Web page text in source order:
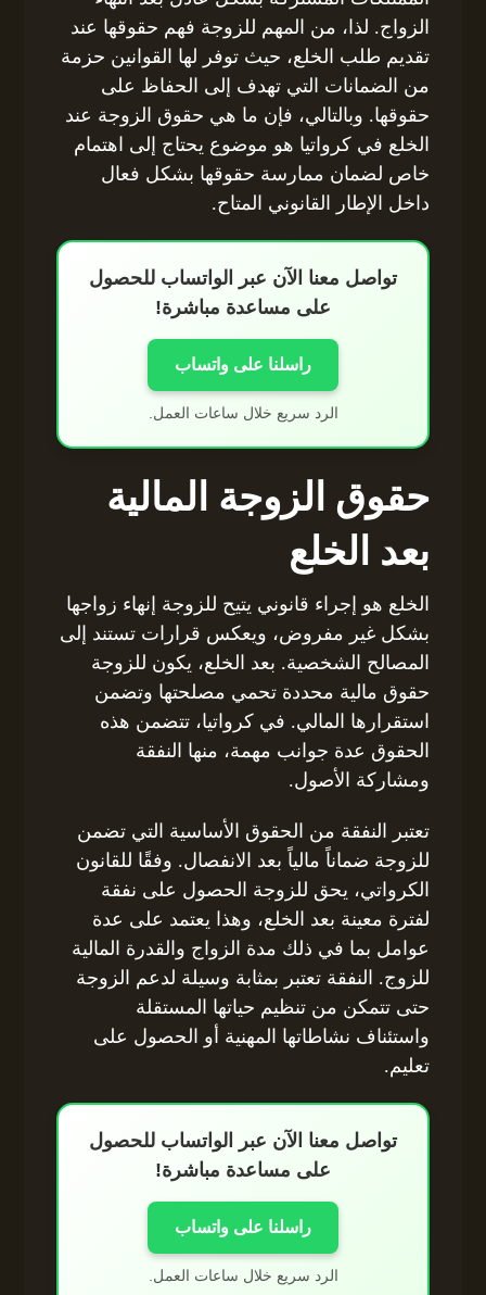
الزواج. لذا، من المهم للزوجة فهم حقوقها عند
تقديم طلب الخلع، حيث توفر لها القوانين حزمة
من الضمانات التي تهدف إلى الحفاظ على
حقوقها. وبالتالي، فإن ما هي حقوق الزوجة عند
الخلع في كرواتيا هو موضوع يحتاج إلى اهتمام
خاص لضمان ممارسة حقوقها بشكل فعال
داخل الإطار القانوني المتاح.
تواصل معنا الآن عبر الواتساب للحصول
على مساعدة مباشرة!
راسلنا على واتساب
الرد سريع خلال ساعات العمل.
حقوق الزوجة المالية
بعد الخلع
الخلع هو إجراء قانوني يتيح للزوجة إنهاء زواجها
بشكل غير مفروض، ويعكس قرارات تستند إلى
المصالح الشخصية. بعد الخلع، يكون للزوجة
حقوق مالية محددة تحمي مصلحتها وتضمن
استقرارها المالي. في كرواتيا، تتضمن هذه
الحقوق عدة جوانب مهمة، منها النفقة
ومشاركة الأصول.
تعتبر النفقة من الحقوق الأساسية التي تضمن
للزوجة ضماناً مالياً بعد الانفصال. وفقًا للقانون
الكرواتي، يحق للزوجة الحصول على نفقة
لفترة معينة بعد الخلع، وهذا يعتمد على عدة
عوامل بما في ذلك مدة الزواج والقدرة المالية
للزوج. النفقة تعتبر بمثابة وسيلة لدعم الزوجة
حتى تتمكن من تنظيم حياتها المستقلة
واستئناف نشاطاتها المهنية أو الحصول على
تعليم.
تواصل معنا الآن عبر الواتساب للحصول
على مساعدة مباشرة!
راسلنا على واتساب
الرد سريع خلال ساعات العمل.